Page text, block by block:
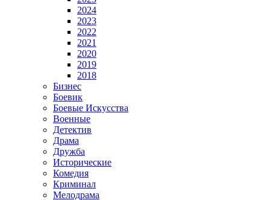
2024
2023
2022
2021
2020
2019
2018
Бизнес
Боевик
Боевые Искусства
Военные
Детектив
Драма
Дружба
Исторические
Комедия
Криминал
Мелодрама